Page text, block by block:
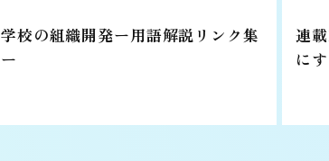
学校の組織開発ー用語解説リンク集
ー
連
に